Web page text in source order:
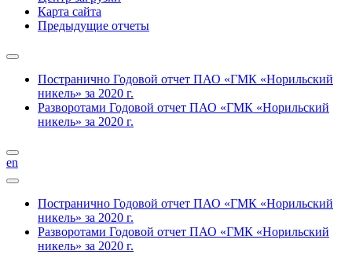
Карта сайта
Предыдущие отчеты
Постранично Годовой отчет ПАО «ГМК «Норильский
никель» за 2020 г.
Разворотами Годовой отчет ПАО «ГМК «Норильский
никель» за 2020 г.
en
Постранично Годовой отчет ПАО «ГМК «Норильский
никель» за 2020 г.
Разворотами Годовой отчет ПАО «ГМК «Норильский
никель» за 2020 г.